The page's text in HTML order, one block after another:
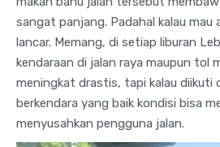
sangat panjang. Padahal kalau mau
lancar. Memang, di setiap liburan
kendaraan di jalan raya maupun tol
meningkat drastis, tapi kalau diikuti
berkendara yang baik kondisi bisa
menyusahkan pengguna jalan.